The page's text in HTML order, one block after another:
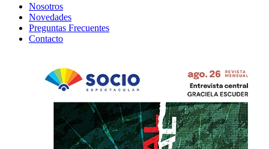
Nosotros
Novedades
Preguntas Frecuentes
Contacto